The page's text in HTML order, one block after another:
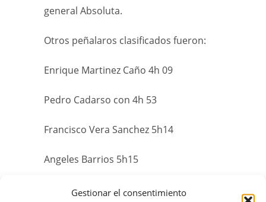
Gestionar el consentimiento
general Absoluta.
Otros peñalaros clasificados fueron:
Enrique Martinez Caño 4h 09
Pedro Cadarso con 4h 53
Francisco Vera Sanchez 5h14
Angeles Barrios 5h15
Miguel Angel Martin 5h50 min